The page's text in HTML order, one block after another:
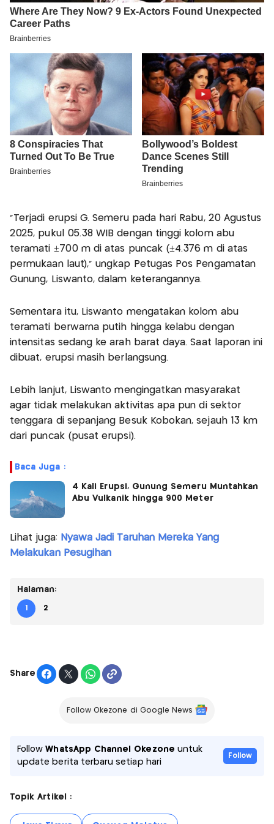
“Terjadi erupsi G. Semeru pada hari Rabu, 20 Agustus
2025, pukul 05.38 WIB dengan tinggi kolom abu
teramati ±700 m di atas puncak (±4.376 m di atas
permukaan laut),” ungkap Petugas Pos Pengamatan
Gunung, Liswanto, dalam keterangannya.
Sementara itu, Liswanto mengatakan kolom abu
teramati berwarna putih hingga kelabu dengan
intensitas sedang ke arah barat daya. Saat laporan ini
dibuat, erupsi masih berlangsung.
Lebih lanjut, Liswanto mengingatkan masyarakat
agar tidak melakukan aktivitas apa pun di sektor
tenggara di sepanjang Besuk Kobokan, sejauh 13 km
dari puncak (pusat erupsi).
Baca Juga :
4 Kali Erupsi, Gunung Semeru Muntahkan
Abu Vulkanik hingga 900 Meter
Lihat juga: Nyawa Jadi Taruhan Mereka Yang
Melakukan Pesugihan
Halaman:
1 2
Share
Follow Okezone di Google News
FollowWhatsApp Channel Okezone untuk
update berita terbaru setiap hari
Follow
Topik Artikel :